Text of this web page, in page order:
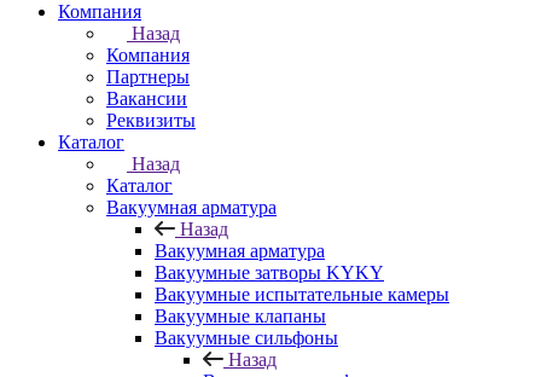
Компания
Назад
Компания
Партнеры
Вакансии
Реквизиты
Каталог
Назад
Каталог
Вакуумная арматура
Назад
Вакуумная арматура
Вакуумные затворы KYKY
Вакуумные испытательные камеры
Вакуумные клапаны
Вакуумные сильфоны
Назад